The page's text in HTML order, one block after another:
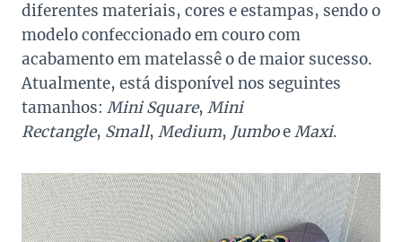
diferentes materiais, cores e estampas, sendo o
modelo confeccionado em couro com
acabamento em matelassê o de maior sucesso.
Atualmente, está disponível nos seguintes
tamanhos: Mini Square, Mini
Rectangle, Small, Medium, JumboeMaxi.